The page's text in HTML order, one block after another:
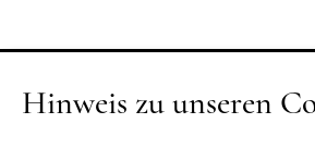
Hinweis zu unseren